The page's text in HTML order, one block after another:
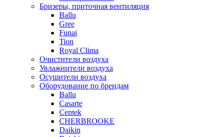
Бризеры, приточная вентиляция
Ballu
Gree
Funai
Tion
Royal Clima
Очистители воздуха
Увлажнители воздуха
Осушители воздуха
Оборудование по брендам
Ballu
Casarte
Centek
CHERBROOKE
Daikin